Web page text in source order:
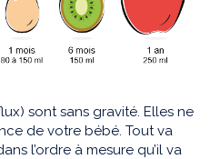
sont sans gravité. Elles ne
de votre bébé. Tout va
l’ordre à mesure qu’il va